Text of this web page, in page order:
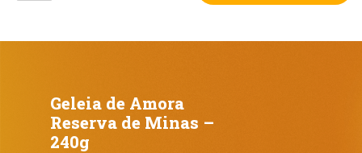
Geleia de Amora
Reserva de Minas –
240g